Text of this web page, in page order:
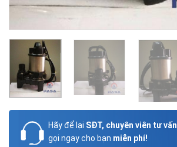
Hãy để lại SĐT, chuyên viên tư vấn
gọi ngay cho bạn miễn phí!